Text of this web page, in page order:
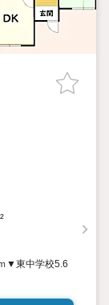
▼東中学校5.6